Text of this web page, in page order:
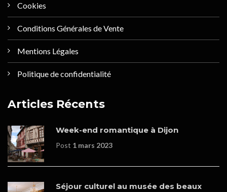
Cookies
Conditions Générales de Vente
Mentions Légales
Politique de confidentialité
Articles Récents
Week-end romantique à Dijon
Post 1 mars 2023
Séjour culturel au musée des beaux